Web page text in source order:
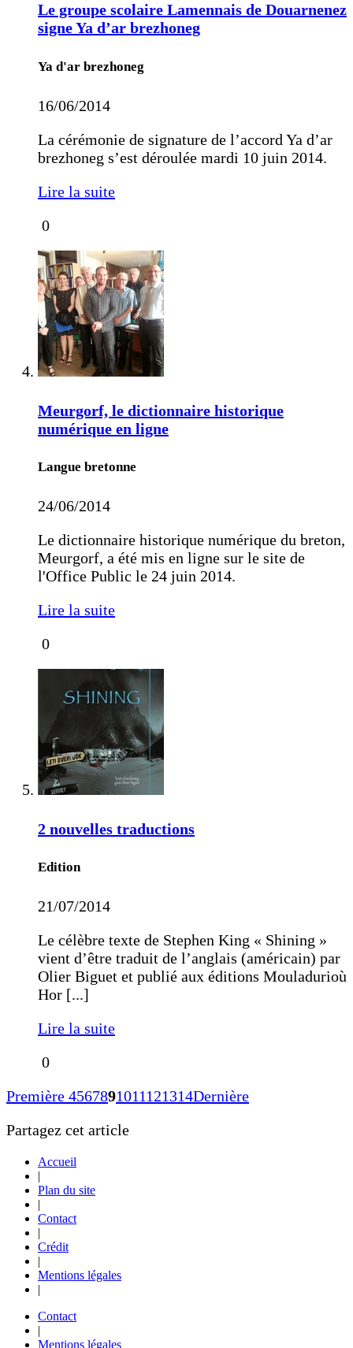
Le groupe scolaire Lamennais de Douarnenez
signe Ya d’ar brezhoneg
Ya d'ar brezhoneg
16/06/2014
La cérémonie de signature de l’accord Ya d’ar
brezhoneg s’est déroulée mardi 10 juin 2014.
Lire la suite
0
Meurgorf, le dictionnaire historique
numérique en ligne
Langue bretonne
24/06/2014
Le dictionnaire historique numérique du breton,
Meurgorf, a été mis en ligne sur le site de
l'Office Public le 24 juin 2014.
Lire la suite
0
2 nouvelles traductions
Edition
21/07/2014
Le célèbre texte de Stephen King « Shining »
vient d’être traduit de l’anglais (américain) par
Olier Biguet et publié aux éditions Mouladurioù
Hor [...]
Lire la suite
0
Première 4567891011121314Dernière
Partagez cet article
Accueil
|
Plan du site
|
Contact
|
Crédit
|
Mentions légales
|
Contact
|
Mentions légales